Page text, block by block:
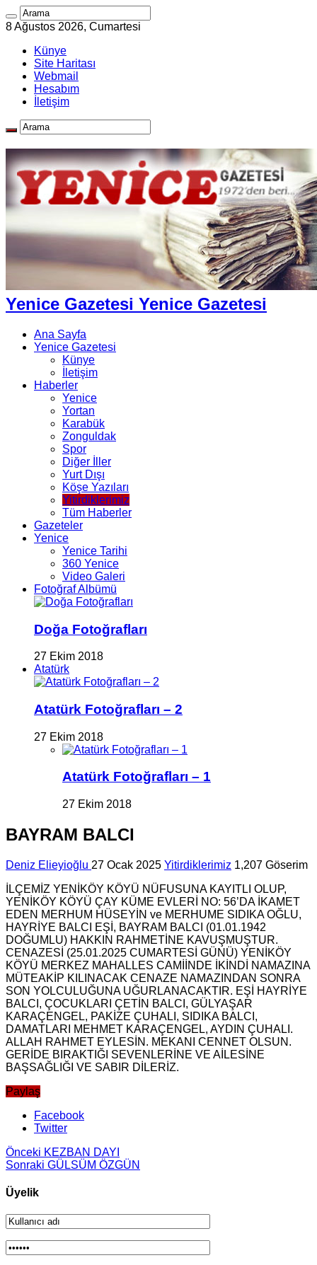
8 Ağustos 2026, Cumartesi
Künye
Site Haritası
Webmail
Hesabım
İletişim
Yenice Gazetesi Yenice Gazetesi
Ana Sayfa
Yenice Gazetesi
Künye
İletişim
Haberler
Yenice
Yortan
Karabük
Zonguldak
Spor
Diğer İller
Yurt Dışı
Köşe Yazıları
Yitirdiklerimiz
Tüm Haberler
Gazeteler
Yenice
Yenice Tarihi
360 Yenice
Video Galeri
Fotoğraf Albümü
Doğa Fotoğrafları
27 Ekim 2018
Atatürk
Atatürk Fotoğrafları – 2
27 Ekim 2018
Atatürk Fotoğrafları – 1
27 Ekim 2018
BAYRAM BALCI
Deniz Elieyioğlu 27 Ocak 2025 Yitirdiklerimiz 1,207 Göserim
İLÇEMİZ YENİKÖY KÖYÜ NÜFUSUNA KAYITLI OLUP,
YENİKÖY KÖYÜ ÇAY KÜME EVLERİ NO: 56’DA İKAMET
EDEN MERHUM HÜSEYİN ve MERHUME SIDIKA OĞLU,
HAYRİYE BALCI EŞİ, BAYRAM BALCI (01.01.1942
DOĞUMLU) HAKKIN RAHMETİNE KAVUŞMUŞTUR.
CENAZESİ (25.01.2025 CUMARTESİ GÜNÜ) YENİKÖY
KÖYÜ MERKEZ MAHALLES CAMİİNDE İKİNDİ NAMAZINA
MÜTEAKİP KILINACAK CENAZE NAMAZINDAN SONRA
SON YOLCULUĞUNA UĞURLANACAKTIR. EŞİ HAYRİYE
BALCI, ÇOCUKLARI ÇETİN BALCI, GÜLYAŞAR
KARAÇENGEL, PAKİZE ÇUHALI, SIDIKA BALCI,
DAMATLARI MEHMET KARAÇENGEL, AYDIN ÇUHALI.
ALLAH RAHMET EYLESİN. MEKANI CENNET OLSUN.
GERİDE BIRAKTIĞI SEVENLERİNE VE AİLESİNE
BAŞSAĞLIĞI VE SABIR DİLERİZ.
Paylaş
Facebook
Twitter
Önceki KEZBAN DAYI
Sonraki GÜLSÜM ÖZGÜN
Üyelik